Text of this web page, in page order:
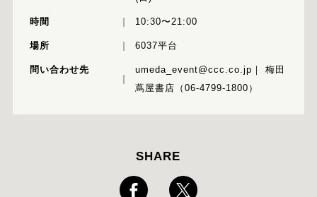
時間 10:30〜21:00
場所 6037平台
問い合わせ先
umeda_event@ccc.co.jp｜ 梅田
蔦屋書店（06-4799-1800）
SHARE